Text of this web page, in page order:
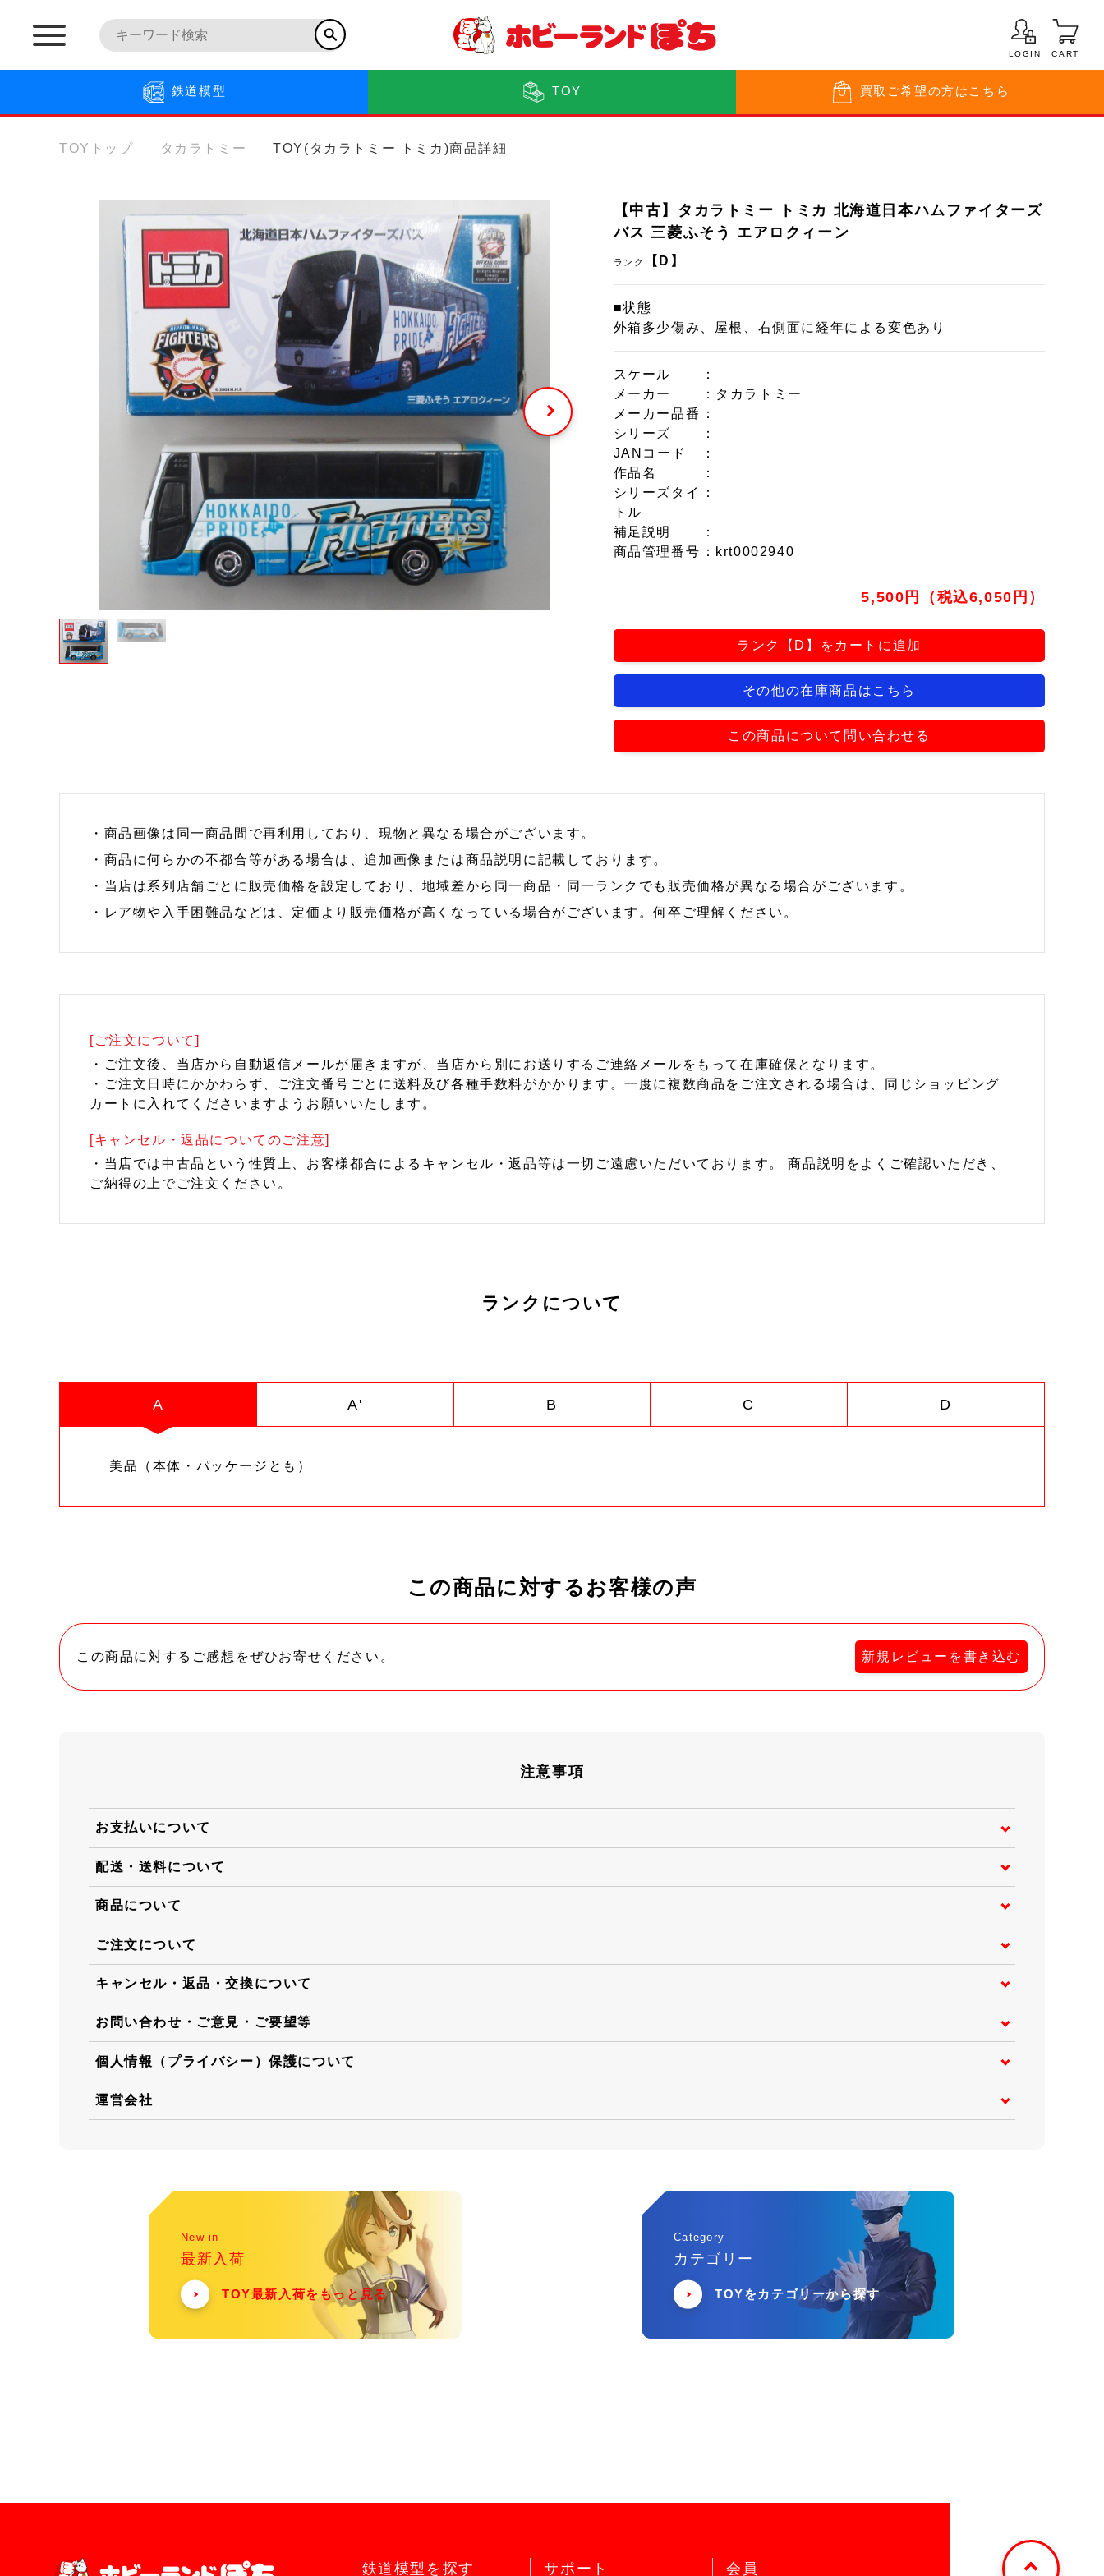
LOGIN CART
鉄道模型 TOY 買取 ご希望の方はこちら
TOYトップ タカラトミー TOY(タカラトミー トミカ)商品詳細
【中古】タカラトミー トミカ 北海道日本ハムファイターズ
バス 三菱ふそう エアロクィーン
ランク 【D】
■状態
外箱多少傷み、屋根、右側面に経年による変色あり
スケール
：
メーカー
：タカラトミー
メーカー品番
：
シリーズ
：
JANコード
：
作品名
：
シリーズタイ
トル
：
補足説明
：
商品管理番号 ：krt0002940
5,500円（税込6,050円）
ランク【D】をカートに追加
その他の在庫商品はこちら
この商品について問い合わせる
・商品画像は同一商品間で再利用しており、現物と異なる場合がございます。
・商品に何らかの不都合等がある場合は、追加画像または商品説明に記載しております。
・当店は系列店舗ごとに販売価格を設定しており、地域差から同一商品・同一ランクでも販売価格が異なる場合がございます。
・レア物や入手困難品などは、定価より販売価格が高くなっている場合がございます。何卒ご理解ください。
[ご注文について]
・ご注文後、当店から自動返信メールが届きますが、当店から別にお送りするご連絡メールをもって在庫確保となります。
・ご注文日時にかかわらず、ご注文番号ごとに送料及び各種手数料がかかります。一度に複数商品をご注文される場合は、同じショッピング
カートに入れてくださいますようお願いいたします。
[キャンセル・返品についてのご注意]
・当店では中古品という性質上、お客様都合によるキャンセル・返品等は一切ご遠慮いただいております。 商品説明をよくご確認いただき、
ご納得の上でご注文ください。
ランクについて
A A' B C D
美品（本体・パッケージとも）
この商品に対するお客様の声
この商品に対するご感想をぜひお寄せください。 新規レビューを書き込む
注意事項
お支払いについて
配送・送料について
商品について
ご注文について
キャンセル・返品・交換について
お問い合わせ・ご意見・ご要望等
個人情報（プライバシー）保護について
運営会社
New in
最新入荷
TOY最新入荷をもっと見る
Category
カテゴリー
TOYをカテゴリーから探す
鉄道模型を探す サポート 会員